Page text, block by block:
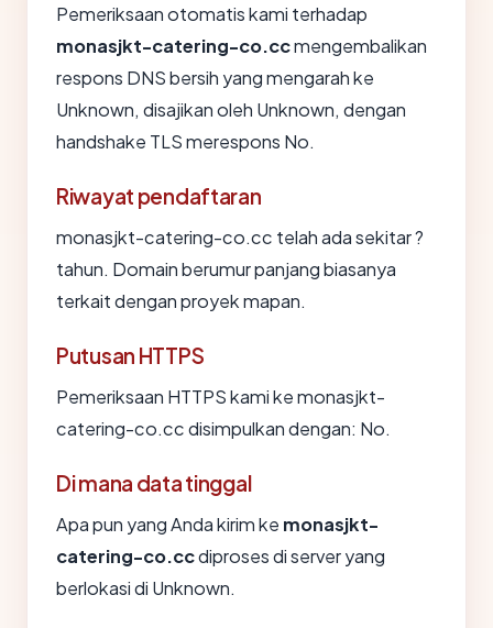
Pemeriksaan otomatis kami terhadap
monasjkt-catering-co.ccmengembalikan
respons DNS bersih yang mengarah ke
Unknown, disajikan oleh Unknown, dengan
handshake TLS merespons No.
Riwayat pendaftaran
monasjkt-catering-co.cc telah ada sekitar ?
tahun. Domain berumur panjang biasanya
terkait dengan proyek mapan.
Putusan HTTPS
Pemeriksaan HTTPS kami ke monasjkt-
catering-co.cc disimpulkan dengan: No.
Di mana data tinggal
Apa pun yang Anda kirim ke monasjkt-
catering-co.ccdiproses di server yang
berlokasi di Unknown.